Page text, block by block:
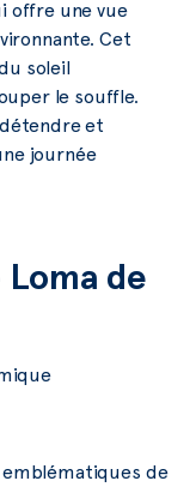
offre une vue
Cet
soleil
le souffle.
et
journée
Loma de
emblématiques de